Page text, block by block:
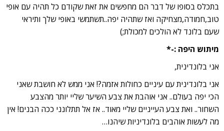
בתכלס בסופו של דבר הם מחפשים את זאת שקודם כל תהיה עם אופי
טוב,חמודה,מצחיקה ואז שתהיה יפה..תשתמשי באופי שלך ותיראי
שעם בלונד לא הולכים למכולת;)
מיתוש היפה :-*
אני בלונדינית,
אני בלונדינית עם עיניים כחולות אזמה?! אני ממש לא חושבת שאני
הכי יפה בעולם.. אני אוהבת את צבע השיער שליי יותר מהצבע
השחור.. ואת צבע העייניים שליי מאוד.. אז אל תתלונני ככה הבנים! אין
מה לעשות אוהבים בלונדיניות שיהנו…